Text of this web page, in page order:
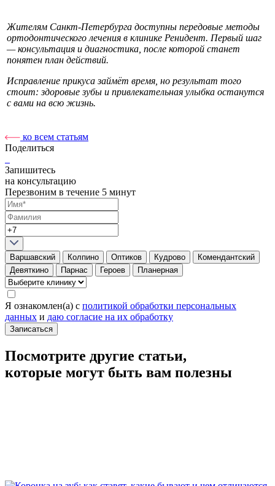
Жителям Санкт-Петербурга доступны передовые методы
ортодонтического лечения в клинике Ренидент. Первый шаг
— консультация и диагностика, после которой станет
понятен план действий.
Исправление прикуса займёт время, но результат того
стоит: здоровые зубы и привлекательная улыбка останутся
с вами на всю жизнь.
ко всем статьям
Поделиться
Запишитесь
на консультацию
Перезвоним в течение 5 минут
Варшавский Колпино Оптиков Кудрово
Комендантский
Девяткино
Парнас Героев Планерная
Я ознакомлен(а) с политикой обработки персональных
данных и даю согласие на их обработку
Записаться
Посмотрите другие статьи,
которые могут быть вам полезны